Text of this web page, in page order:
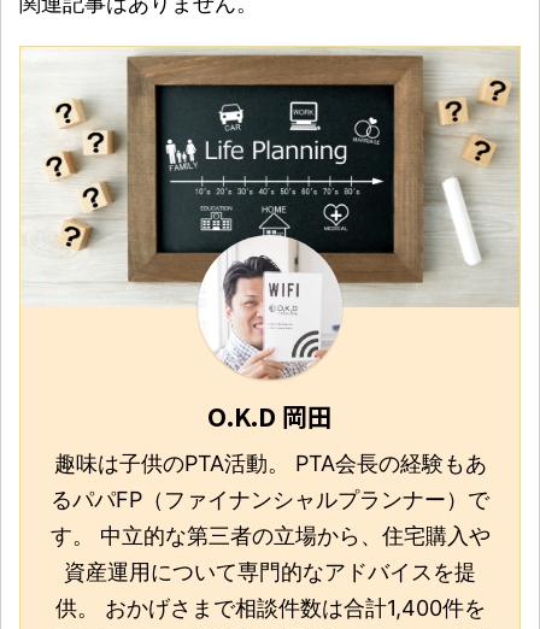
O.K.D 岡田
趣味は子供のPTA活動。 PTA会長の経験もあ
るパパFP（ファイナンシャルプランナー）で
す。 中立的な第三者の立場から、住宅購入や
資産運用について専門的なアドバイスを提
供。 おかげさまで相談件数は合計1,400件を